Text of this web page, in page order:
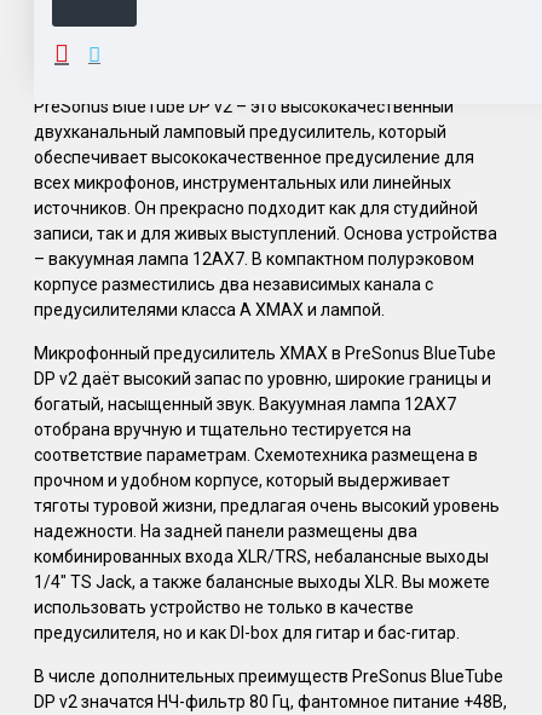
ОПИСАНИЕ
PreSonus BlueTube DP v2 – это высококачественный
двухканальный ламповый предусилитель, который
обеспечивает высококачественное предусиление для
всех микрофонов, инструментальных или линейных
источников. Он прекрасно подходит как для студийной
записи, так и для живых выступлений. Основа устройства
– вакуумная лампа 12AX7. В компактном полурэковом
корпусе разместились два независимых канала с
предусилителями класса А XMAX и лампой.
Микрофонный предусилитель XMAX в PreSonus BlueTube
DP v2 даёт высокий запас по уровню, широкие границы и
богатый, насыщенный звук. Вакуумная лампа 12AX7
отобрана вручную и тщательно тестируется на
соответствие параметрам. Схемотехника размещена в
прочном и удобном корпусе, который выдерживает
тяготы туровой жизни, предлагая очень высокий уровень
надежности. На задней панели размещены два
комбинированных входа XLR/TRS, небалансные выходы
1/4" TS Jack, а также балансные выходы XLR. Вы можете
использовать устройство не только в качестве
предусилителя, но и как DI-box для гитар и бас-гитар.
В числе дополнительных преимуществ PreSonus BlueTube
DP v2 значатся НЧ-фильтр 80 Гц, фантомное питание +48В,